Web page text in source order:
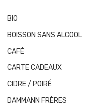
BIO
BOISSON SANS ALCOOL
CAFÉ
CARTE CADEAUX
CIDRE / POIRÉ
DAMMANN FRÈRES